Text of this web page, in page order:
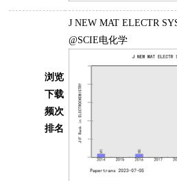
浏览
下载
频次
排名
J NEW MAT ELECTR
@SCIE电化学